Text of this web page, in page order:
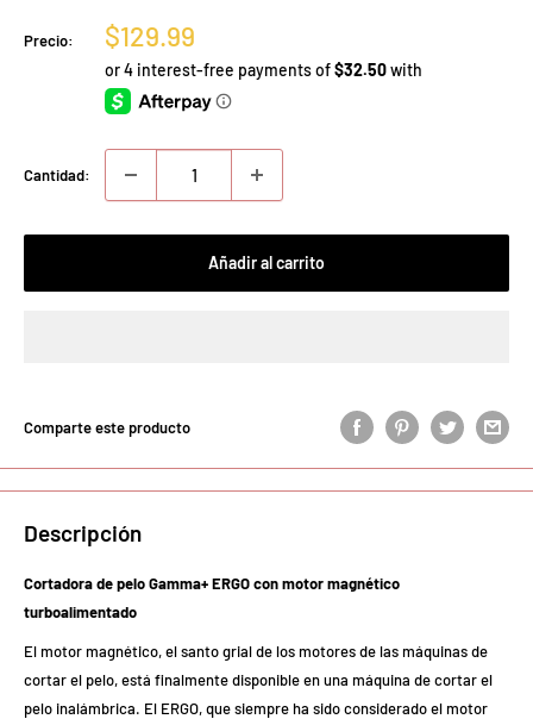
Precio:
Precio
de
venta
$129.99
Cantidad:
Añadir al carrito
Comparte este producto
Descripción
Cortadora de pelo Gamma+ ERGO con motor magnético
turboalimentado
El motor magnético, el santo grial de los motores de las máquinas de
cortar el pelo, está finalmente disponible en una máquina de cortar el
pelo inalámbrica. El ERGO, que siempre ha sido considerado el motor